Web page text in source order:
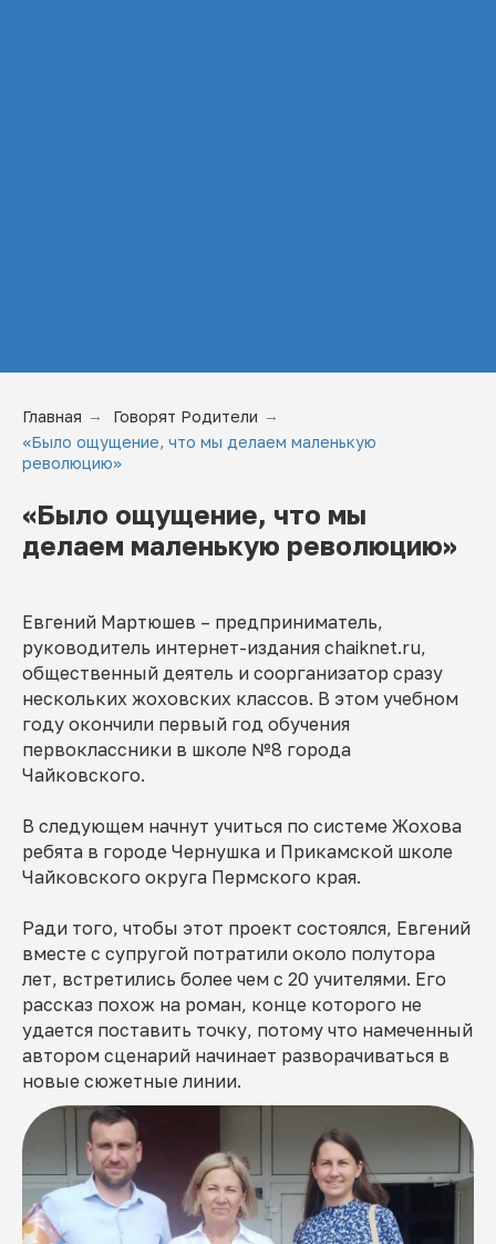
Главная → Говорят Родители →
«Было ощущение, что мы делаем маленькую
революцию»
«Было ощущение, что мы
делаем маленькую революцию»
Евгений Мартюшев – предприниматель,
руководитель интернет-издания chaiknet.ru,
общественный деятель и соорганизатор сразу
нескольких жоховских классов. В этом учебном
году окончили первый год обучения
первоклассники в школе №8 города
Чайковского.
В следующем начнут учиться по системе Жохова
ребята в городе Чернушка и Прикамской школе
Чайковского округа Пермского края.
Ради того, чтобы этот проект состоялся, Евгений
вместе с супругой потратили около полутора
лет, встретились более чем с 20 учителями. Его
рассказ похож на роман, конце которого не
удается поставить точку, потому что намеченный
автором сценарий начинает разворачиваться в
новые сюжетные линии.